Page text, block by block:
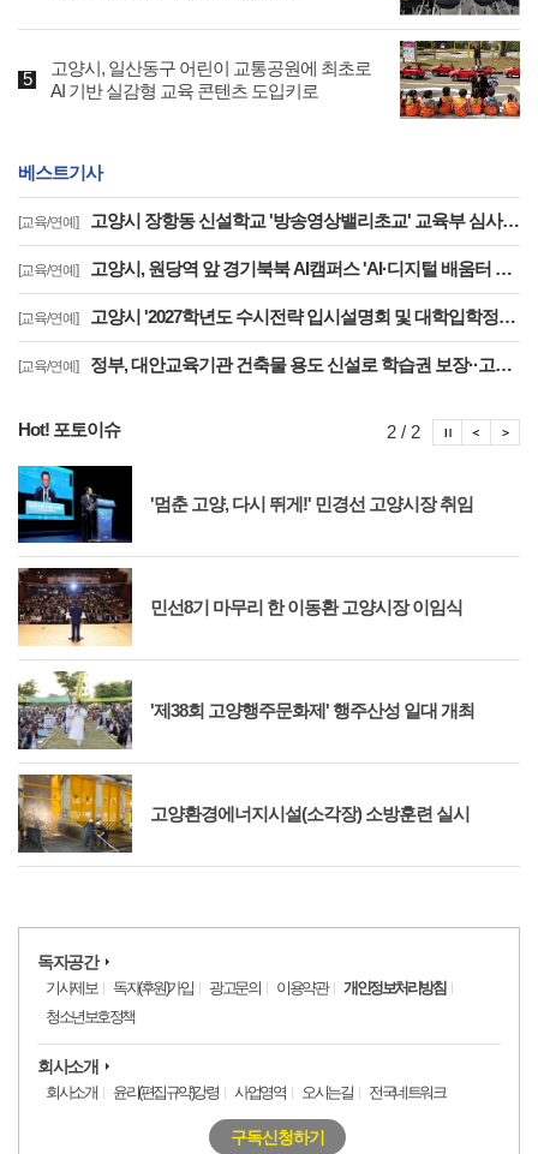
고양시, 일산동구 어린이 교통공원에 최초로
AI 기반 실감형 교육 콘텐츠 도입키로
베스트기사
[교육/연예] 고양시 장항동 신설학교 '방송영상밸리초교' 교육부 심사 통과··2030년 개교
[교육/연예] 고양시, 원당역 앞 경기북북 AI캠퍼스 'AI·디지털 배움터 체험존' 12월까지 운영
[교육/연예] 고양시 '2027학년도 수시전략 입시설명회 및 대학입학정보박람회' 8일 개최
[교육/연예] 정부, 대안교육기관 건축물 용도 신설로 학습권 보장··고양자유학교 문제 해소
Hot! 포토이슈
'멈춘 고양, 다시 뛰게!' 민경선 고양시장 취임
민선8기 마무리 한 이동환 고양시장 이임식
'제38회 고양행주문화제' 행주산성 일대 개최
고양환경에너지시설(소각장) 소방훈련 실시
2 / 2 포
포토이
독자공간
기사제보 독자(후원)가입 광고문의 이용약관
개인정보처리방침
청소년보호정책
회사소개
회사소개 윤리(편집규약)강령 사업영역 오시는길 전국네트워크
구독신청하기